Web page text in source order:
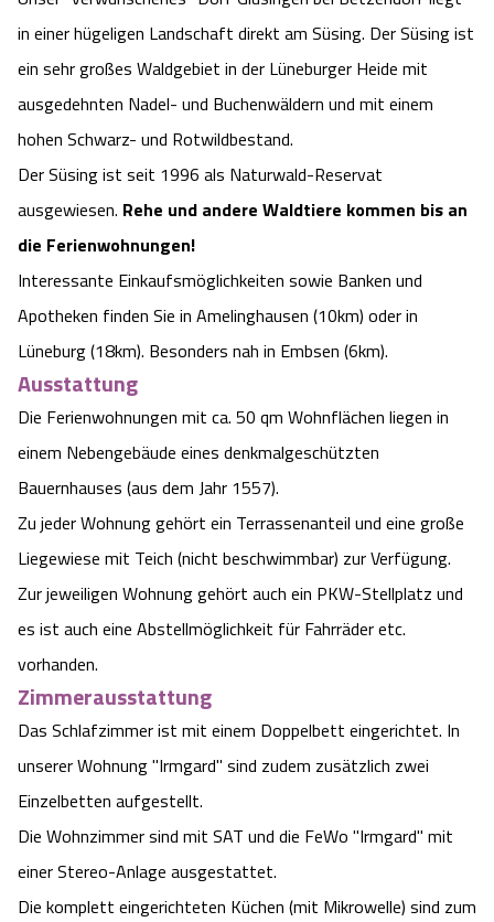
Camping
Urlaub auf dem Bauernhof
Urlaub mit Hund
Last Minute
Anreise
Kataloge
Shop
Angebote
Kontakt
Reiten
Kutschen
Regionale Küche
Tiere
HeideSpezialitäten
Unterkünfte
Naturhotels
Urlaub mit Hund
Urlaub auf dem Bauernhof
Landschaftsführungen
Wildpark Lüneburger Heide
Wildpark Schwarze Berge
Wildpark Müden
Snow World Bispingen
Ralf Schumacher Kart & Bowl
Das verrückte Haus
Battle Kart Bispingen
Adventure District Bispingen
Ausflugsziele
Veranstaltungen
Shopping Celle
Kulinarisches Celle
Unterkünfte Celle
in einer hügeligen Landschaft direkt am Süsing. Der Süsing ist
ein sehr großes Waldgebiet in der Lüneburger Heide mit
ausgedehnten Nadel- und Buchenwäldern und mit einem
hohen Schwarz- und Rotwildbestand.
Der Süsing ist seit 1996 als Naturwald-Reservat
ausgewiesen. Rehe und andere Waldtiere kommen bis an
die Ferienwohnungen!
Interessante Einkaufsmöglichkeiten sowie Banken und
Apotheken finden Sie in Amelinghausen (10km) oder in
Lüneburg (18km). Besonders nah in Embsen (6km).
Ausstattung
Die Ferienwohnungen mit ca. 50 qm Wohnflächen liegen in
einem Nebengebäude eines denkmalgeschützten
Bauernhauses (aus dem Jahr 1557).
Zu jeder Wohnung gehört ein Terrassenanteil und eine große
Liegewiese mit Teich (nicht beschwimmbar) zur Verfügung.
Zur jeweiligen Wohnung gehört auch ein PKW-Stellplatz und
es ist auch eine Abstellmöglichkeit für Fahrräder etc.
vorhanden.
Zimmerausstattung
Das Schlafzimmer ist mit einem Doppelbett eingerichtet. In
unserer Wohnung "Irmgard" sind zudem zusätzlich zwei
Einzelbetten aufgestellt.
Die Wohnzimmer sind mit SAT und die FeWo "Irmgard" mit
einer Stereo-Anlage ausgestattet.
Die komplett eingerichteten Küchen (mit Mikrowelle) sind zum